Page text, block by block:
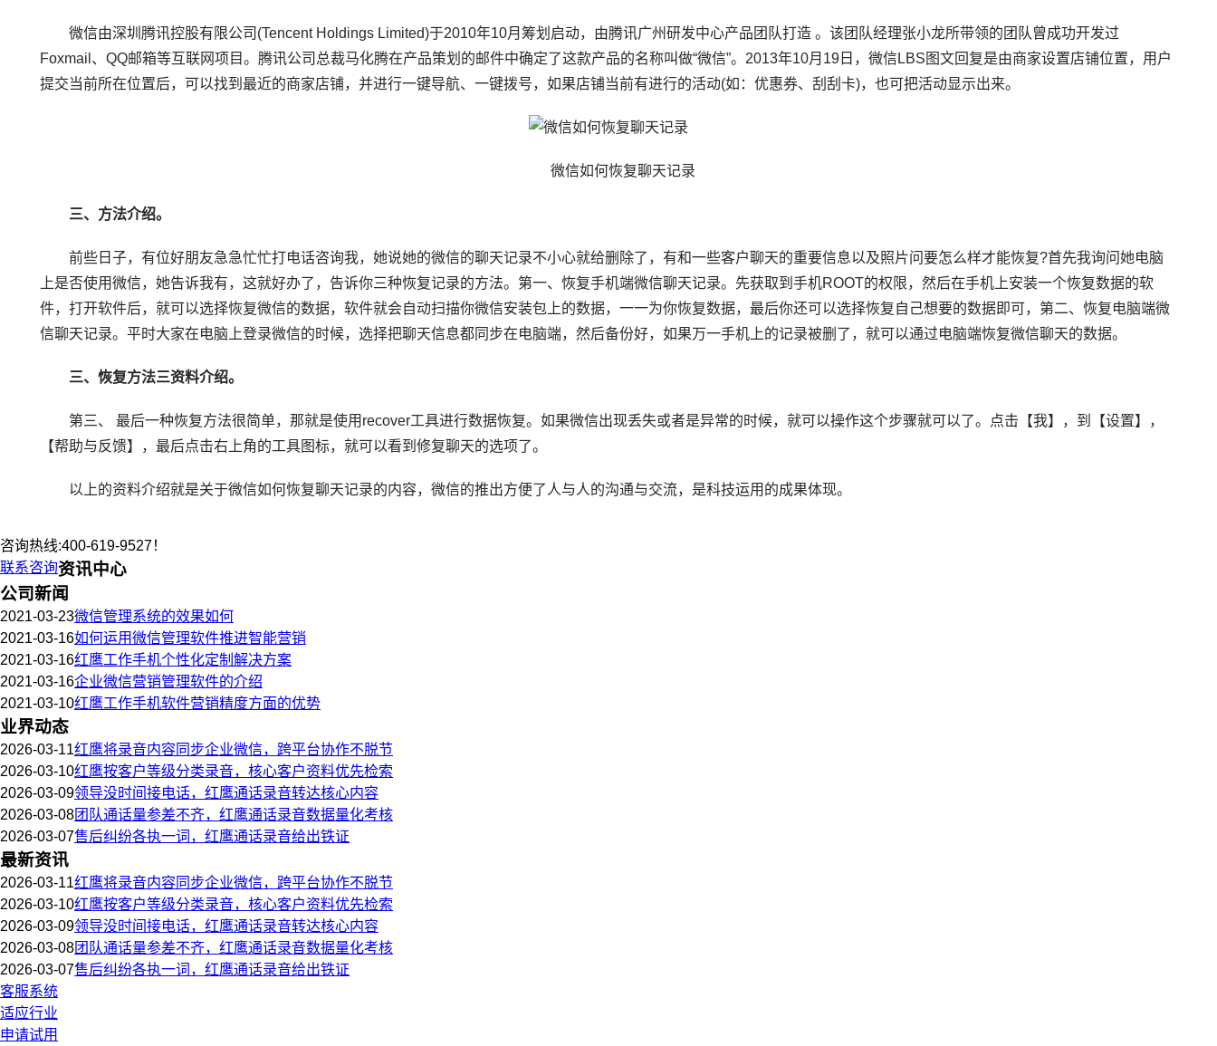
微信由深圳腾讯控股有限公司(Tencent Holdings Limited)于2010年10月筹划启动，由腾讯广州研发中心产品团队打造 。该团队经理张小龙所带领的团队曾成功开发过
Foxmail、QQ邮箱等互联网项目。腾讯公司总裁马化腾在产品策划的邮件中确定了这款产品的名称叫做“微信”。2013年10月19日，微信LBS图文回复是由商家设置店铺位置，用户
提交当前所在位置后，可以找到最近的商家店铺，并进行一键导航、一键拨号，如果店铺当前有进行的活动(如：优惠券、刮刮卡)，也可把活动显示出来。
微信如何恢复聊天记录
三、方法介绍。
前些日子，有位好朋友急急忙忙打电话咨询我，她说她的微信的聊天记录不小心就给删除了，有和一些客户聊天的重要信息以及照片问要怎么样才能恢复?首先我询问她电脑
上是否使用微信，她告诉我有，这就好办了，告诉你三种恢复记录的方法。第一、恢复手机端微信聊天记录。先获取到手机ROOT的权限，然后在手机上安装一个恢复数据的软
件，打开软件后，就可以选择恢复微信的数据，软件就会自动扫描你微信安装包上的数据，一一为你恢复数据，最后你还可以选择恢复自己想要的数据即可，第二、恢复电脑端微
信聊天记录。平时大家在电脑上登录微信的时候，选择把聊天信息都同步在电脑端，然后备份好，如果万一手机上的记录被删了，就可以通过电脑端恢复微信聊天的数据。
三、恢复方法三资料介绍。
第三、 最后一种恢复方法很简单，那就是使用recover工具进行数据恢复。如果微信出现丢失或者是异常的时候，就可以操作这个步骤就可以了。点击【我】，到【设置】，
【帮助与反馈】，最后点击右上角的工具图标，就可以看到修复聊天的选项了。
以上的资料介绍就是关于微信如何恢复聊天记录的内容，微信的推出方便了人与人的沟通与交流，是科技运用的成果体现。
咨询热线:400-619-9527！
联系咨询资讯中心
公司新闻
2021-03-23微信管理系统的效果如何
2021-03-16如何运用微信管理软件推进智能营销
2021-03-16红鹰工作手机个性化定制解决方案
2021-03-16企业微信营销管理软件的介绍
2021-03-10红鹰工作手机软件营销精度方面的优势
业界动态
2026-03-11红鹰将录音内容同步企业微信，跨平台协作不脱节
2026-03-10红鹰按客户等级分类录音，核心客户资料优先检索
2026-03-09领导没时间接电话，红鹰通话录音转达核心内容
2026-03-08团队通话量参差不齐，红鹰通话录音数据量化考核
2026-03-07售后纠纷各执一词，红鹰通话录音给出铁证
最新资讯
2026-03-11红鹰将录音内容同步企业微信，跨平台协作不脱节
2026-03-10红鹰按客户等级分类录音，核心客户资料优先检索
2026-03-09领导没时间接电话，红鹰通话录音转达核心内容
2026-03-08团队通话量参差不齐，红鹰通话录音数据量化考核
2026-03-07售后纠纷各执一词，红鹰通话录音给出铁证
客服系统
适应行业
申请试用